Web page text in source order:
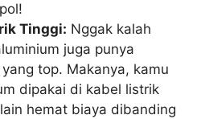
Tinggi: Nggak kalah
juga punya
top. Makanya, kamu
dipakai di kabel listrik
hemat biaya dibanding